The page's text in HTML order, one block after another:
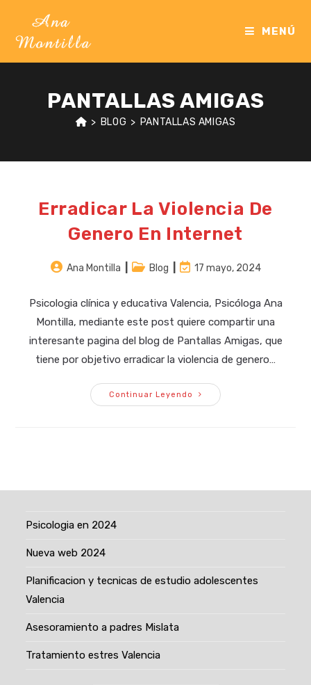
contenido
MENÚ
PANTALLAS AMIGAS
> BLOG > PANTALLAS AMIGAS
Erradicar La Violencia De
Genero En Internet
Autor
la
entrada:
Ana Montilla
Categoría
la
Blog
Última
de
entrada:
17 mayo, 2024
Psicologia clínica y educativa Valencia, Psicóloga Ana
Montilla, mediante este post quiere compartir una
interesante pagina del blog de Pantallas Amigas, que
tiene por objetivo erradicar la violencia de genero…
Continuar Leyendo
Erradicar
La
Psicologia en 2024
Nueva web 2024
Planificacion y tecnicas de estudio adolescentes
Valencia
Asesoramiento a padres Mislata
Tratamiento estres Valencia